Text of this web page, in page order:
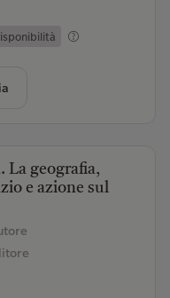
La geografia,
e azione sul